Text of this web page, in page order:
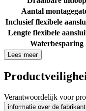
Aantal
Inclusief flexibele
Lengte flexibele
Waterbesparing
Lees meer
Verantwoordelijk voor
informatie over de fabrikant